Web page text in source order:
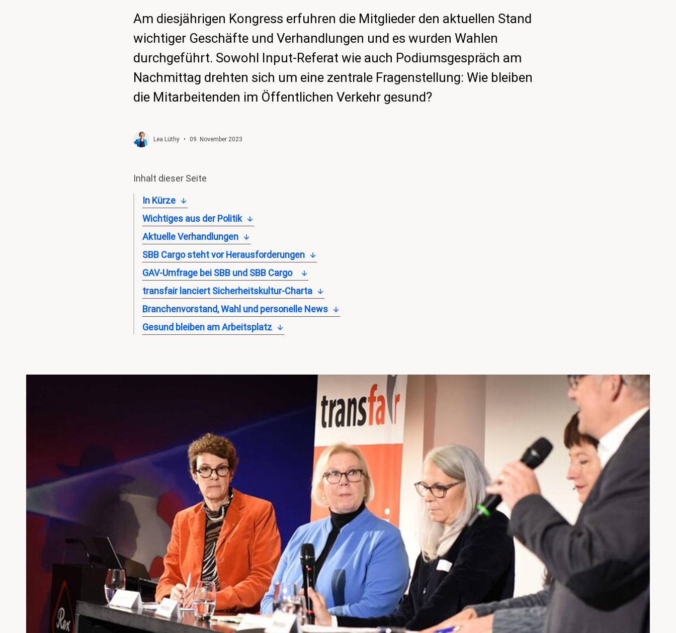
Am diesjährigen Kongress erfuhren die Mitglieder den aktuellen Stand
wichtiger Geschäfte und Verhandlungen und es wurden Wahlen
durchgeführt. Sowohl Input-Referat wie auch Podiumsgespräch am
Nachmittag drehten sich um eine zentrale Fragenstellung: Wie bleiben
die Mitarbeitenden im Öffentlichen Verkehr gesund?
Lea Lüthy • 09. November 2023
Inhalt dieser Seite
In Kürze
Wichtiges aus der Politik
Aktuelle Verhandlungen
SBB Cargo steht vor Herausforderungen
GAV-Umfrage bei SBB und SBB Cargo
transfair lanciert Sicherheitskultur-Charta
Branchenvorstand, Wahl und personelle News
Gesund bleiben am Arbeitsplatz